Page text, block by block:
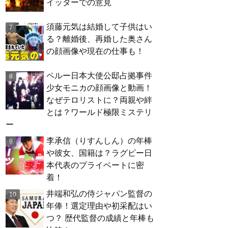
イッターでの意見
須藤元気は結婚して子供はい
る？離婚後、再婚した奥さん
の顔画像や現在の仕事も！
ペルー日本大使公邸占拠事件
少女モニカの顔画像と動画！
なぜテロリストに？両親や絆
とは？ワールド極限ミステリ
ー
李承信（りすんしん）の年棒
や彼女、国籍は？ラグビー日
本代表のプライベートに密
着！
井端和弘の侍ジャパン監督の
年俸！選定理由や初采配はい
つ？ 歴代監督の成績と年棒も